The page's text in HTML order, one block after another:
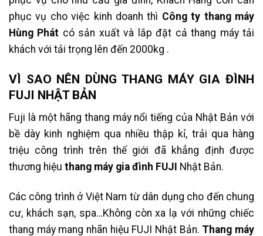
phục vụ cho việc kinh doanh thì Công ty thang máy
Hùng Phát có sản xuất và lắp đặt cả thang máy tải
khách với tải trọng lên đến 2000kg .
VÌ SAO NÊN DÙNG THANG MÁY GIA ĐÌNH
FUJI NHẬT BẢN
Fuji là một hãng thang máy nổi tiếng của Nhật Bản với
bề dày kinh nghiệm qua nhiều thập kỉ, trải qua hàng
triệu công trình trên thế giới đã khẳng định được
thương hiệu thang máy gia đình FUJI Nhật Bản.
Các công trình ở Việt Nam từ dân dụng cho đến chung
cư, khách sạn, spa…Không còn xa lạ với những chiếc
thang máy mang nhãn hiệu FUJI Nhật Bản. Thang máy